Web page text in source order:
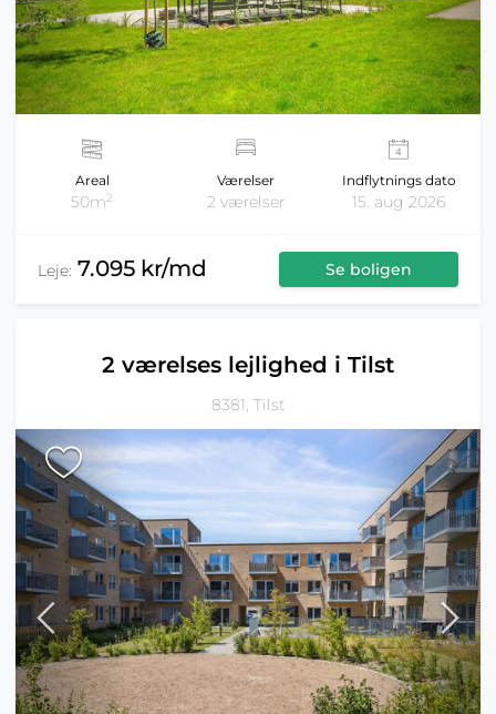
Areal
50m2
Værelser
2 værelser
Indflytnings dato
15. aug 2026
Leje: 7.095 kr/md Se boligen
2 værelses lejlighed i Tilst
8381, Tilst